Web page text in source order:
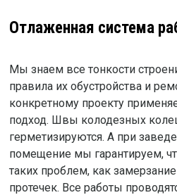
Отлаженная система
Мы знаем все тонкости
правила их обустройства и
конкретному проекту
подход. Швы колодезных
герметизируются. А при
помещение мы гарантируем,
таких проблем, как
протечек. Все работы